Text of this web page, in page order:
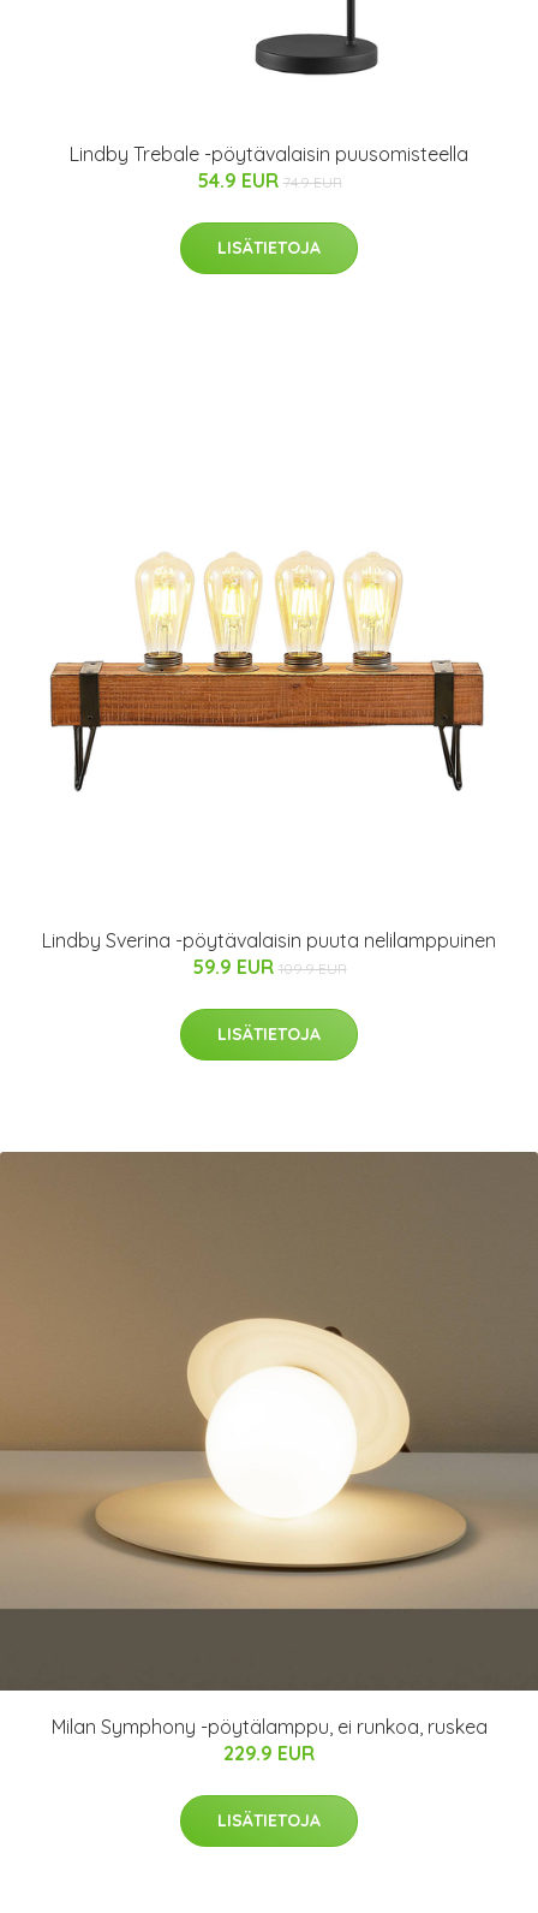
Lindby Trebale -pöytävalaisin puusomisteella
54.9 EUR 74.9 EUR
LISÄTIETOJA
Lindby Sverina -pöytävalaisin puuta nelilamppuinen
59.9 EUR 109.9 EUR
LISÄTIETOJA
Milan Symphony -pöytälamppu, ei runkoa, ruskea
229.9 EUR
LISÄTIETOJA